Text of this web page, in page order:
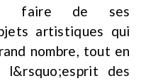
faire de ses
artistiques qui
nombre, tout en
des